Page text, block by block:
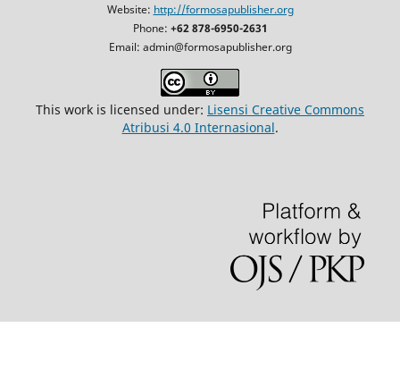
Website: http://formosapublisher.org
Phone: +62 878-6950-2631
Email: admin@formosapublisher.org
This work is licensed under: Lisensi Creative Commons
Atribusi 4.0 Internasional.